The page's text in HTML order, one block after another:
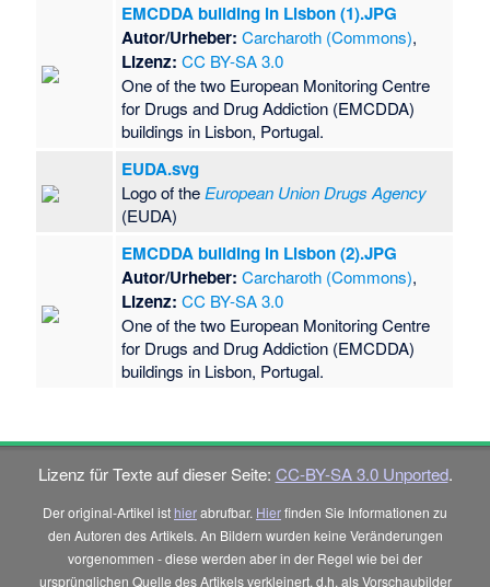
EMCDDA building in Lisbon (1).JPG
Autor/Urheber: Carcharoth (Commons),
Lizenz: CC BY-SA 3.0
One of the two European Monitoring Centre
for Drugs and Drug Addiction (EMCDDA)
buildings in Lisbon, Portugal.
EUDA.svg
Logo of theEuropean Union Drugs Agency
(EUDA)
EMCDDA building in Lisbon (2).JPG
Autor/Urheber: Carcharoth (Commons),
Lizenz: CC BY-SA 3.0
One of the two European Monitoring Centre
for Drugs and Drug Addiction (EMCDDA)
buildings in Lisbon, Portugal.
Lizenz für Texte auf dieser Seite: CC-BY-SA 3.0 Unported.
Der original-Artikel ist hierabrufbar. Hierfinden Sie Informationen zu
den Autoren des Artikels. An Bildern wurden keine Veränderungen
vorgenommen - diese werden aber in der Regel wie bei der
ursprünglichen Quelle des Artikels verkleinert, d.h. als Vorschaubilder